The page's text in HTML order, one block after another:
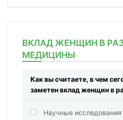
ВКЛАД ЖЕНЩИН В
МЕДИЦИНЫ
Как вы считаете, в чем
заметен вклад женщин в
Научные исследования